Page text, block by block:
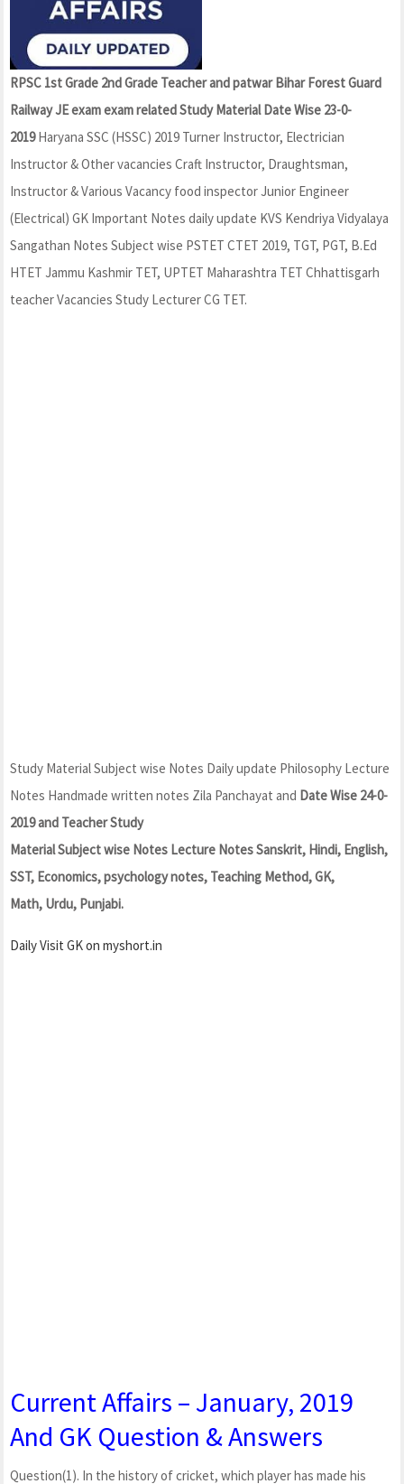
RPSC 1st Grade 2nd Grade Teacher and patwar Bihar Forest Guard
Railway JE exam exam related Study Material Date Wise 23-0-
2019Haryana SSC (HSSC) 2019 Turner Instructor, Electrician
Instructor & Other vacancies Craft Instructor, Draughtsman,
Instructor & Various Vacancy food inspector Junior Engineer
(Electrical) GK Important Notes daily update KVS Kendriya Vidyalaya
Sangathan Notes Subject wise PSTET CTET 2019, TGT, PGT, B.Ed
HTET Jammu Kashmir TET, UPTET Maharashtra TET Chhattisgarh
teacher Vacancies Study Lecturer CG TET.
Study Material Subject wise Notes Daily update Philosophy Lecture
Notes Handmade written notes Zila Panchayat and Date Wise 24-0-
2019 and Teacher Study
Material Subject wise Notes Lecture Notes Sanskrit, Hindi, English,
SST, Economics, psychology notes, Teaching Method, GK,
Math, Urdu, Punjabi.
Daily Visit GK on myshort.in
Current Affairs – January, 2019
And GK Question & Answers
Question(1). In the history of cricket, which player has made his